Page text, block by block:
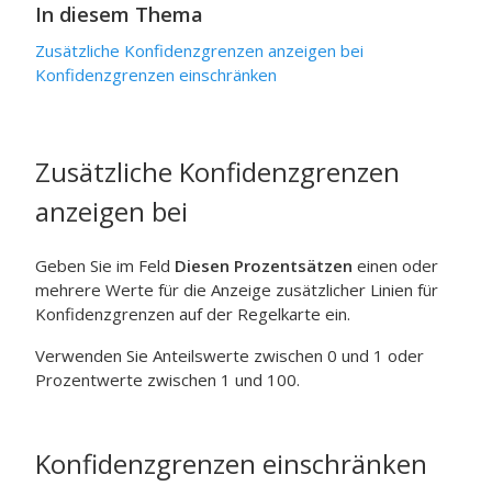
In diesem Thema
Zusätzliche Konfidenzgrenzen anzeigen bei
Konfidenzgrenzen einschränken
Zusätzliche Konfidenzgrenzen
anzeigen bei
Geben Sie im Feld Diesen Prozentsätzen einen oder
mehrere Werte für die Anzeige zusätzlicher Linien für
Konfidenzgrenzen auf der Regelkarte ein.
Verwenden Sie Anteilswerte zwischen 0 und 1 oder
Prozentwerte zwischen 1 und 100.
Konfidenzgrenzen einschränken